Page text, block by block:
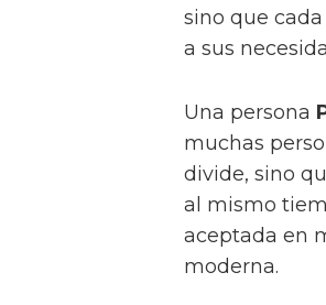
sino que
a sus
Una persona
muchas
divide, sino
al mismo
aceptada en
moderna.